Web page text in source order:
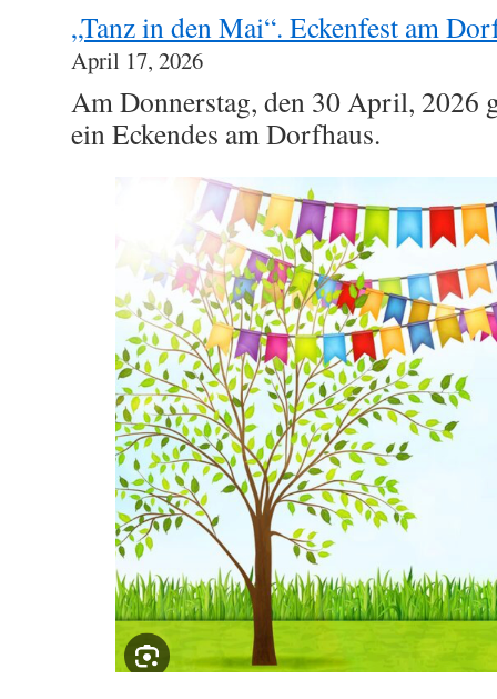
„Tanz in den Mai“. Eckenfest am
April 17, 2026
Am Donnerstag, den 30 April, 2026
ein Eckendes am Dorfhaus.